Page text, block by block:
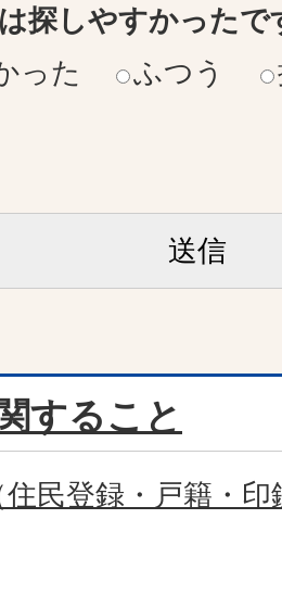
探しやすかったで
った
ふつう
すること
民登録・戸籍・